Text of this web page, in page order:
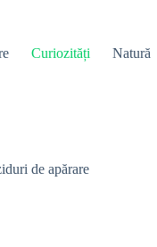
Curiozități Natură
de apărare